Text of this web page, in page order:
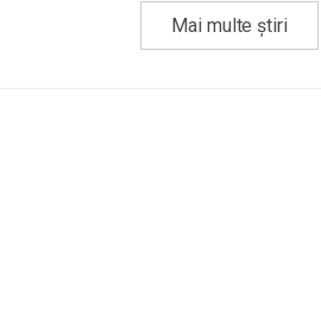
Mai multe știri